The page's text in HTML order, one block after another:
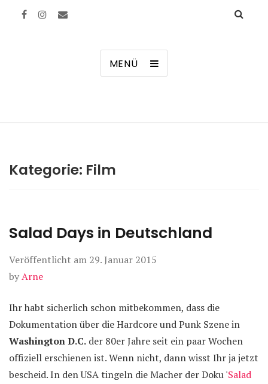
MENÜ
Kategorie: Film
Salad Days in Deutschland
Veröffentlicht am 29. Januar 2015
byArne
Ihr habt sicherlich schon mitbekommen, dass die
Dokumentation über die Hardcore und Punk Szene in
Washington D.C. der 80er Jahre seit ein paar Wochen
offiziell erschienen ist. Wenn nicht, dann wisst Ihr ja jetzt
bescheid. In den USA tingeln die Macher der Doku 'Salad